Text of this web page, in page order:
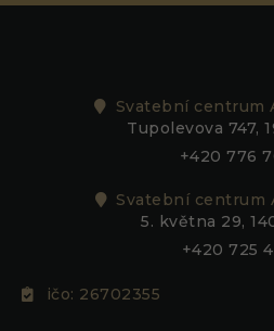
Svatební centrum
Tupolevova 747,
+420 776
Svatební centrum
5. května 29,
+420 725
ičo: 26702355